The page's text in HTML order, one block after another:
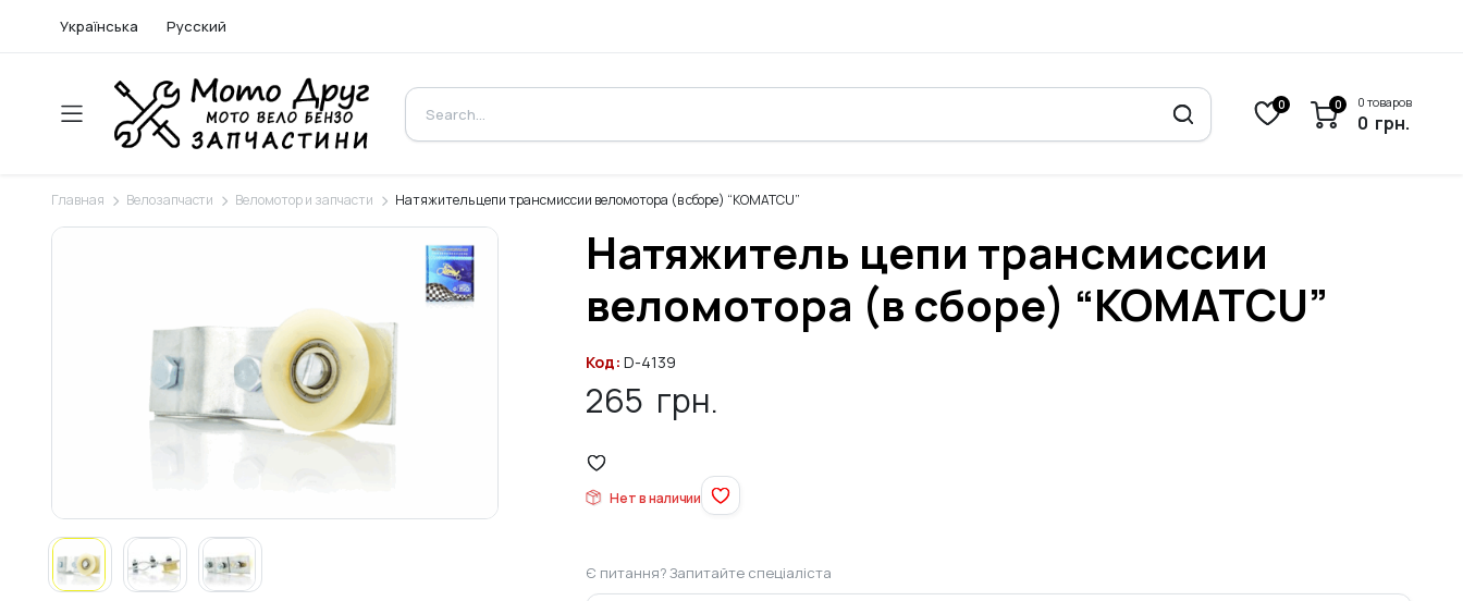
Українська Русский
0 0 0 товаров
0 грн.
Главная Велозапчасти Веломотор и запчасти Натяжитель цепи трансмиссии веломотора (в сборе) “KOMATCU”
Натяжитель цепи трансмиссии
веломотора (в сборе) “KOMATCU”
Код: D-4139
265 грн.
Нет в наличии
Є питання? Запитайте спеціаліста